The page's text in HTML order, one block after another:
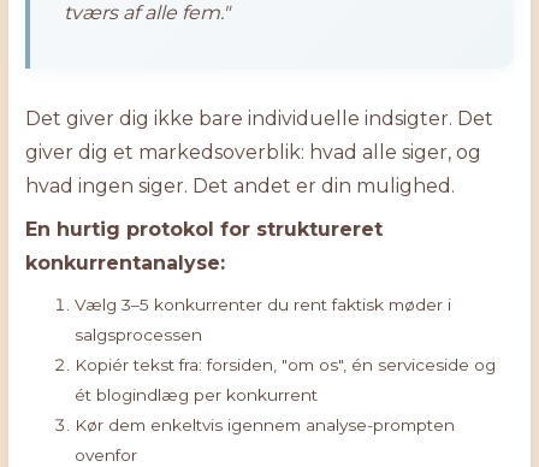
tværs af alle fem."
Det giver dig ikke bare individuelle indsigter. Det
giver dig et markedsoverblik: hvad alle siger, og
hvad ingen siger. Det andet er din mulighed.
En hurtig protokol for struktureret
konkurrentanalyse:
Vælg 3–5 konkurrenter du rent faktisk møder i
salgsprocessen
Kopiér tekst fra: forsiden, "om os", én serviceside og
ét blogindlæg per konkurrent
Kør dem enkeltvis igennem analyse-prompten
ovenfor